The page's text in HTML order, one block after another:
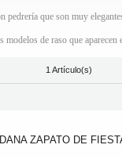
pedrería que son muy
modelos de raso que
1 Artículo(s)
ZAPATO DE